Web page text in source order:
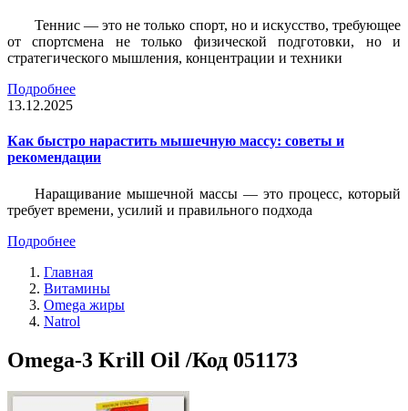
Теннис — это не только спорт, но и искусство, требующее
от спортсмена не только физической подготовки, но и
стратегического мышления, концентрации и техники
Подробнее
13.12.2025
Как быстро нарастить мышечную массу: советы и
рекомендации
Наращивание мышечной массы — это процесс, который
требует времени, усилий и правильного подхода
Подробнее
Главная
Витамины
Omega жиры
Natrol
Omega-3 Krill Oil /Код 051173